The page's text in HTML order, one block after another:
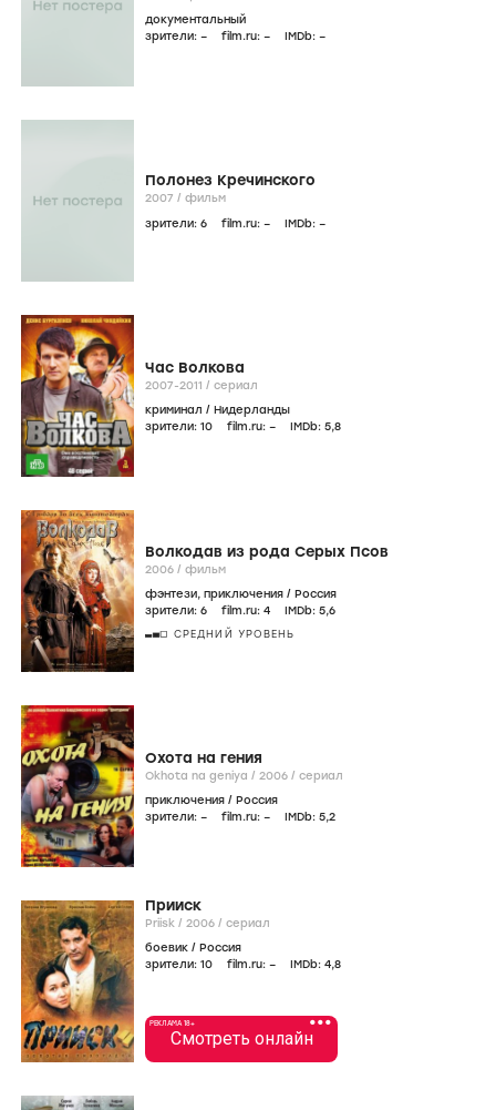
документальный
зрители: – film.ru: – IMDb: –
Полонез Кречинского
2007 / фильм
зрители: 6 film.ru: – IMDb: –
Час Волкова
2007-2011 / сериал
криминал / Нидерланды
зрители: 10 film.ru: – IMDb: 5,8
Волкодав из рода Серых Псов
2006 / фильм
фэнтези, приключения / Россия
зрители: 6 film.ru: 4 IMDb: 5,6
СРЕДНИЙ УРОВЕНЬ
Охота на гения
Okhota na geniya / 2006 / сериал
приключения / Россия
зрители: – film.ru: – IMDb: 5,2
Прииск
Priisk / 2006 / сериал
боевик / Россия
зрители: 10 film.ru: – IMDb: 4,8
•••
РЕКЛАМА 18+
Смотреть онлайн